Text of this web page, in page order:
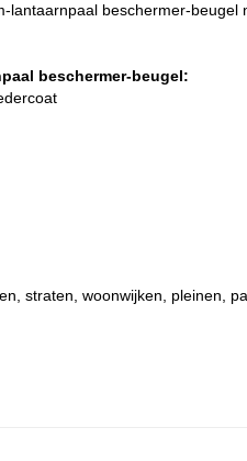
lantaarnpaal beschermer-beugel
beschermer-beugel:
straten, woonwijken, pleinen,